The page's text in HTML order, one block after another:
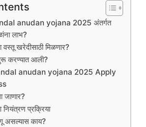
anudan yojana 2025 अंतर्गत
लाभ?
खरेदीसाठी मिळणार?
करण्यात आली?
anudan yojana 2025 Apply
जाणार?
प्रक्रिया
असल्यास काय?